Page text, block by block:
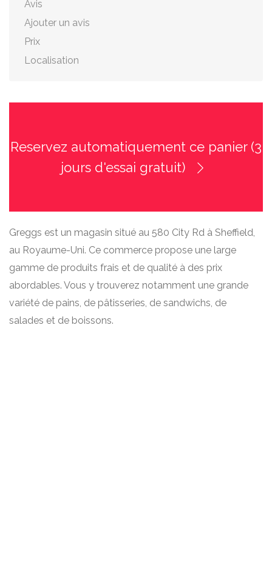
Avis
Ajouter un avis
Prix
Localisation
Reservez automatiquement ce panier (3
jours d'essai gratuit)
Greggs est un magasin situé au 580 City Rd à Sheffield,
au Royaume-Uni. Ce commerce propose une large
gamme de produits frais et de qualité à des prix
abordables. Vous y trouverez notamment une grande
variété de pains, de pâtisseries, de sandwichs, de
salades et de boissons.